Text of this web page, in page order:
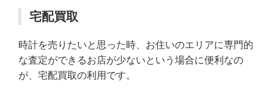
宅配買取
時計を売りたいと思った時、お住いのエリアに専門的
な査定ができるお店が少ないという場合に便利なの
が、宅配買取の利用です。